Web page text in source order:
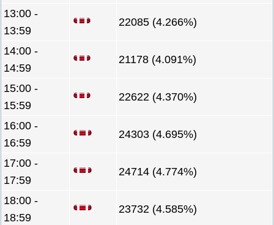
13:00 -
13:59
22085 (4.266%)
14:00 -
14:59
21178 (4.091%)
15:00 -
15:59
22622 (4.370%)
16:00 -
16:59
24303 (4.695%)
17:00 -
17:59
24714 (4.774%)
18:00 -
18:59
23732 (4.585%)